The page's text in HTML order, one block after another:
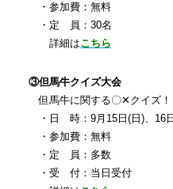
・参加費：無料
・定 員：30名
詳細はこちら
③但馬牛クイズ大会
但馬牛に関する〇✕クイズ！
・日 時：9月15日(日)、16
・参加費：無料
・定 員：多数
・受 付：当日受付